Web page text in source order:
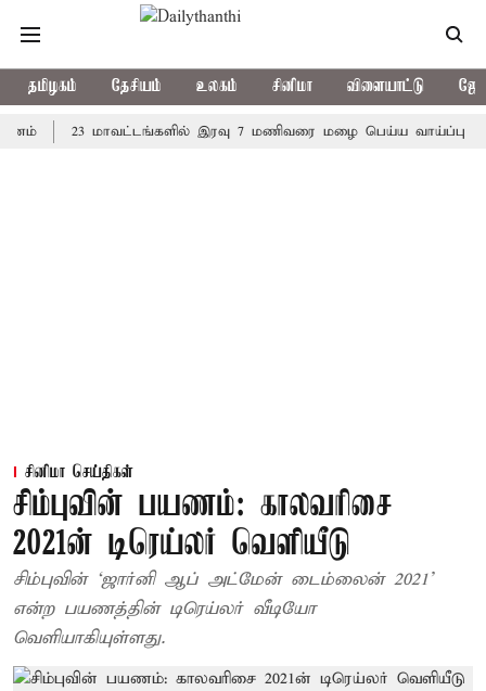
தமிழகம் தேசியம் உலகம் சினிமா விளையாட்டு
23 மாவட்டங்களில் இரவு 7 மணிவரை மழை பெய்ய வாய்ப்பு
சினிமா செய்திகள்
சிம்புவின் பயணம்: காலவரிசை
2021ன் டிரெய்லர் வெளியீடு
சிம்புவின் ‘ஜார்னி ஆப் அட்மேன் டைம்லைன் 2021’
என்ற பயணத்தின் டிரெய்லர் வீடியோ
வெளியாகியுள்ளது.